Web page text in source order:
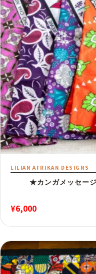
LILIAN AFRIKAN DESIGNS
★カンガメッセー
¥6,000